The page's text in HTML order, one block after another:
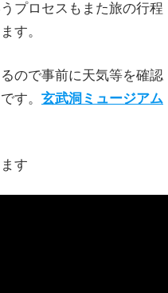
プロセスもまた旅の行程
す。
ので事前に天気等を確認
す。 玄武洞ミュージアム
す